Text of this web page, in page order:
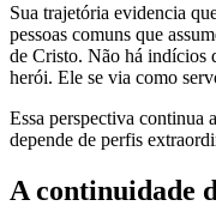
Sua trajetória evidencia
pessoas comuns que
de Cristo. Não há indícios
herói. Ele se via como
Essa perspectiva continua
depende de perfis
A continuidade